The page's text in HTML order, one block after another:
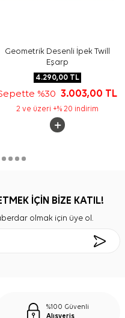
Geometrik Desenli İpek Twill
Eşarp
4.290,00 TL
%303.003,00 TL
2 ve üzeri +% 20 indirim
İÇİN BİZE KATIL!
olmak için üye ol.
%100 Güvenli
Alışveriş